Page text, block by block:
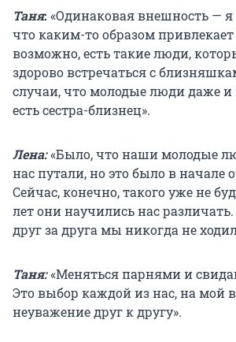
Таня: «Одинаковая внешность — я
что каким-то образом
возможно, есть такие люди,
здорово встречаться с
случаи, что молодые люди даже и
есть сестра-близнец».
Лена:«Было, что наши молодые
нас путали, но это было в начале
Сейчас, конечно, такого уже не
лет они научились нас
друг за друга мы никогда не
Таня:«Меняться парнями и
Это выбор каждой из нас, на мой
неуважение друг к другу».